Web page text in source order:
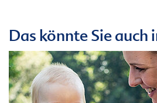
Das könnte Sie auch